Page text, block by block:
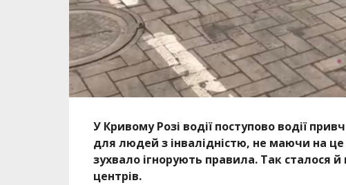
У Кривому Розі водії поступово водії
для людей з інвалідністю, не маючи на
зухвало ігнорують правила. Так сталося
центрів.